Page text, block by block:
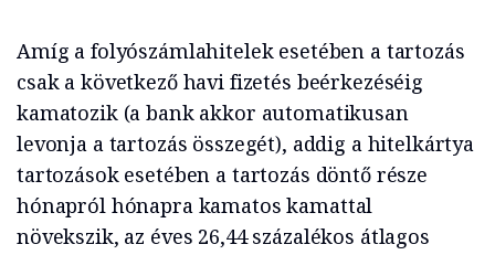
Amíg a folyószámlahitelek esetében a tartozás
csak a következő havi fizetés beérkezéséig
kamatozik (a bank akkor automatikusan
levonja a tartozás összegét), addig a hitelkártya
tartozások esetében a tartozás döntő része
hónapról hónapra kamatos kamattal
növekszik, az éves 26,44 százalékos átlagos